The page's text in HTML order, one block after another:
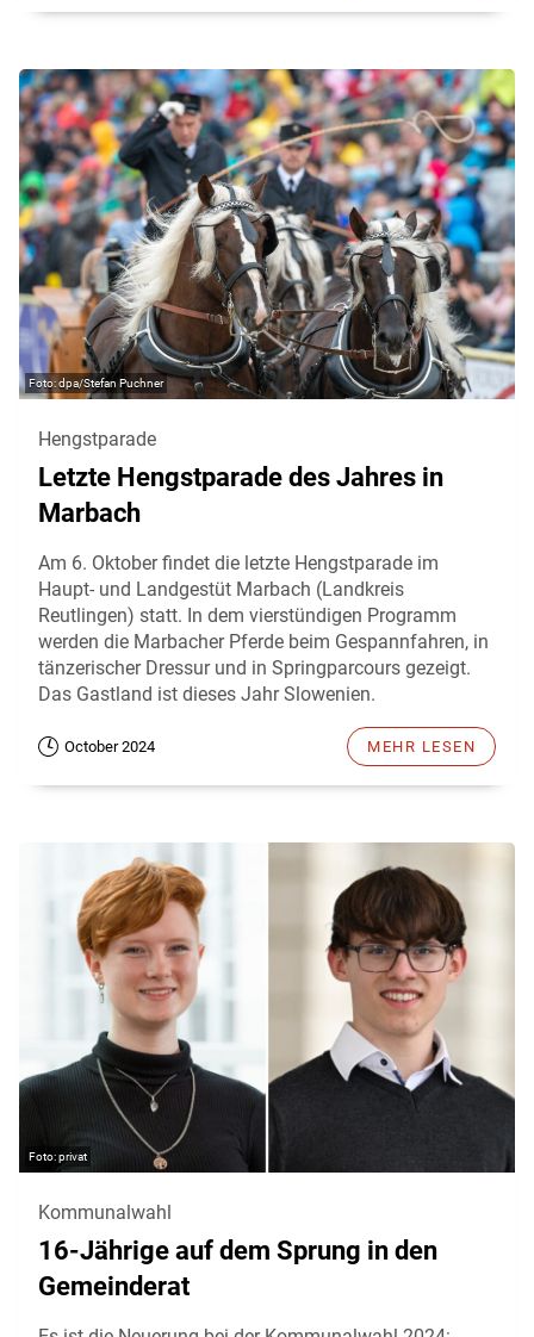
dpa/Stefan Puchner
Hengstparade
Letzte Hengstparade des Jahres in
Marbach
Am 6. Oktober findet die letzte Hengstparade im
Haupt- und Landgestüt Marbach (Landkreis
Reutlingen) statt. In dem vierstündigen Programm
werden die Marbacher Pferde beim Gespannfahren, in
tänzerischer Dressur und in Springparcours gezeigt.
Das Gastland ist dieses Jahr Slowenien.
October 2024 MEHR LESEN
privat
Kommunalwahl
16-Jährige auf dem Sprung in den
Gemeinderat